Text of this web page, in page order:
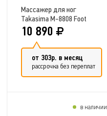
Массажер для ног
Takasima M-8808 Foot
massager
10 890
от 303р. в месяц
рассрочка без переплат
в наличии